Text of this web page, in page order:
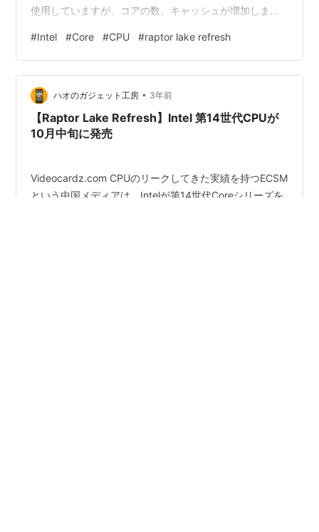
使用していますが、コアの数、キャッシュが増加しま
われており、Core i9-14900KなどのハイエンドSKUのコ
ア数は増加しておらず、クロック周波数の増加は
200MHz未満となっています。 （Sorce）
https://www.ithome.com/0/705/058.htm 【国内正規
品】INTEL…
#Intel #Core #CPU #raptor lake refresh
ハオのガジェット工房 • 3年前
【Raptor Lake Refresh】Intel 第14世代CPUが
10月中旬に発売